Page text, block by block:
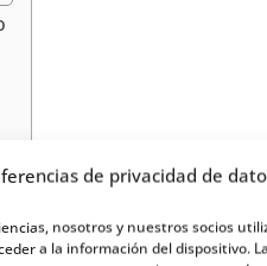
de privacidad de
nosotros y nuestros socios
a la información del dispositivo.